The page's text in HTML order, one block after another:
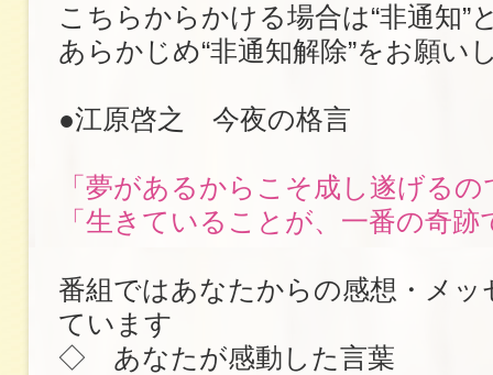
こちらからかける場合は“非通知”
あらかじめ“非通知解除”をお願い
●江原啓之 今夜の格言
「夢があるからこそ成し遂げるの
「生きていることが、一番の奇跡
番組ではあなたからの感想・メッ
ています
◇ あなたが感動した言葉